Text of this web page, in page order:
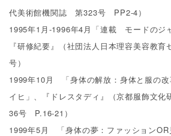
代美術館機関誌 第323号 PP2-4）
1995年1月-1996年4月「連載 モードのジ
『研修紀要』（社団法人日本理容美容教
号）
1999年10月 「身体の解放：身体と服の改
イヒ」、『ドレスタディ』（京都服飾文
36号 P.16-21）
1999年5月 「身体の夢：ファッションOR